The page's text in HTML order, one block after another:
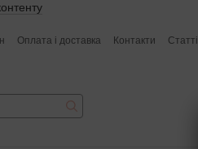
Оплата і доставка Контакти Статті